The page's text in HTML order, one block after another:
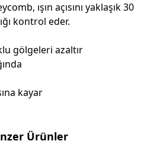
ışın açısını yaklaşık 30
kontrol eder.
gölgeleri azaltır
kayar
Ürünler